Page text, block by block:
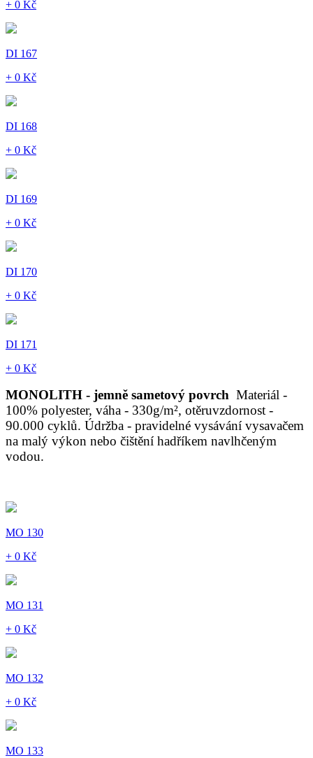
+ 0 Kč
DI 167
+ 0 Kč
DI 168
+ 0 Kč
DI 169
+ 0 Kč
DI 170
+ 0 Kč
DI 171
+ 0 Kč
MONOLITH - jemně sametový povrch Materiál -
100% polyester, váha - 330g/m², otěruvzdornost -
90.000 cyklů. Údržba - pravidelné vysávání vysavačem
na malý výkon nebo čištění hadříkem navlhčeným
vodou.
MO 130
+ 0 Kč
MO 131
+ 0 Kč
MO 132
+ 0 Kč
MO 133